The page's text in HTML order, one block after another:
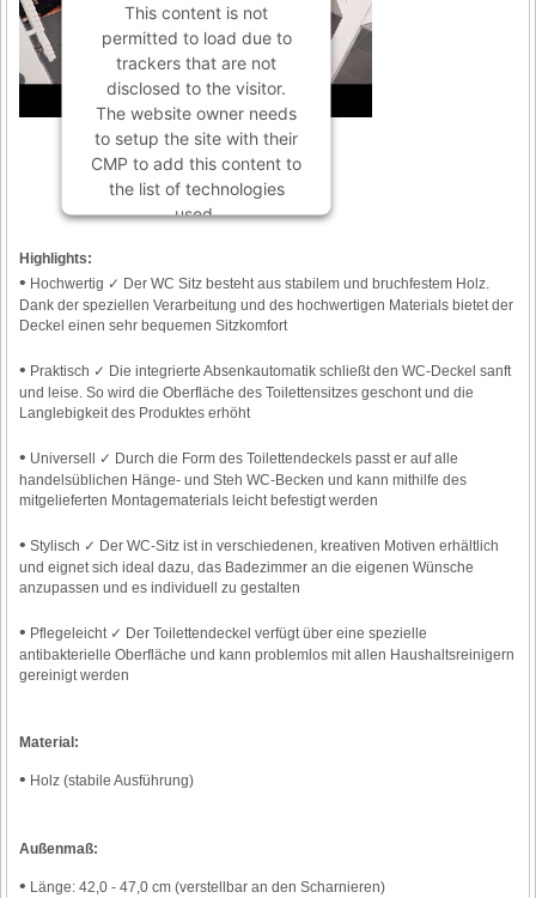
This content is not
permitted to load due to
trackers that are not
disclosed to the visitor.
The website owner needs
to setup the site with their
CMP to add this content to
the list of technologies
used.
Consent Management
Platform
Highlights:
• Hochwertig ✓ Der WC Sitz besteht aus stabilem und bruchfestem Holz.
Dank der speziellen Verarbeitung und des hochwertigen Materials bietet der
Deckel einen sehr bequemen Sitzkomfort
• Praktisch ✓ Die integrierte Absenkautomatik schließt den WC-Deckel sanft
und leise. So wird die Oberfläche des Toilettensitzes geschont und die
Langlebigkeit des Produktes erhöht
• Universell ✓ Durch die Form des Toilettendeckels passt er auf alle
handelsüblichen Hänge- und Steh WC-Becken und kann mithilfe des
mitgelieferten Montagematerials leicht befestigt werden
• Stylisch ✓ Der WC-Sitz ist in verschiedenen, kreativen Motiven erhältlich
und eignet sich ideal dazu, das Badezimmer an die eigenen Wünsche
anzupassen und es individuell zu gestalten
• Pflegeleicht ✓ Der Toilettendeckel verfügt über eine spezielle
antibakterielle Oberfläche und kann problemlos mit allen Haushaltsreinigern
gereinigt werden
Material:
• Holz (stabile Ausführung)
Außenmaß:
• Länge: 42,0 - 47,0 cm (verstellbar an den Scharnieren)